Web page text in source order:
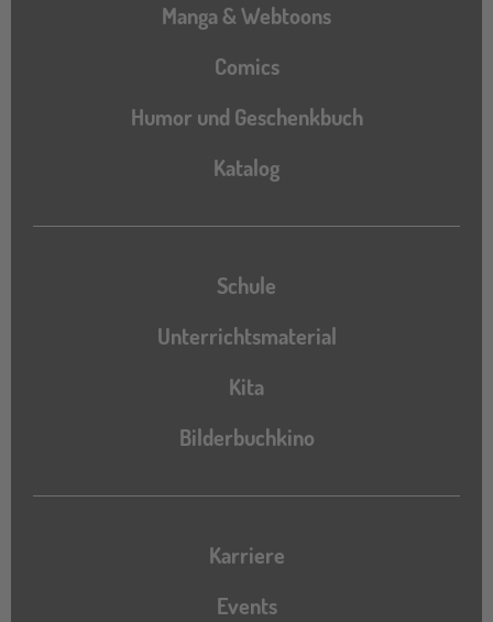
Manga & Webtoons
Comics
Humor und Geschenkbuch
Katalog
Katalog
Schule
Unterrichtsmaterial
Kita
Bilderbuchkino
Karriere
Events